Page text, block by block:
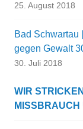
25. August 2018
Bad Schwartau
gegen Gewalt
30. Juli 2018
WIR
MISSBRAUCH